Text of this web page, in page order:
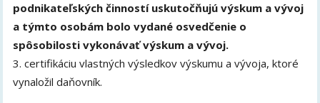
podnikateľských činností uskutočňujú výskum a vývoj
a týmto osobám bolo vydané osvedčenie o
spôsobilosti vykonávať výskum a vývoj.
3. certifikáciu vlastných výsledkov výskumu a vývoja, ktoré
vynaložil daňovník.